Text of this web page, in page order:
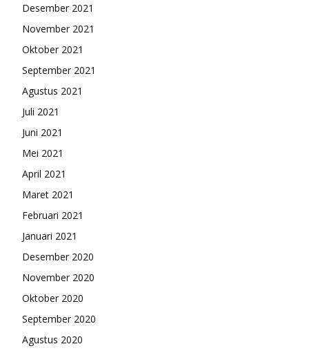
Desember 2021
November 2021
Oktober 2021
September 2021
Agustus 2021
Juli 2021
Juni 2021
Mei 2021
April 2021
Maret 2021
Februari 2021
Januari 2021
Desember 2020
November 2020
Oktober 2020
September 2020
Agustus 2020